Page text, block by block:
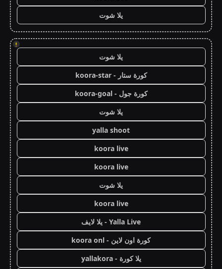
يلا شوت
!
يلا شوت
كورة ستار - koora-star
كورة جول - koora-goal
يلا شوت
yalla shoot
koora live
koora live
يلا شوت
koora live
Yalla Live - يلا لايف
كورة اون لاين - koora onl
يلا كورة - yallakora